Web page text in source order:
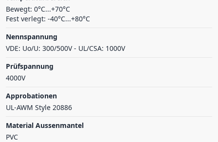
Bewegt: 0°C...+70°C
Fest verlegt: -40°C...+80°C
Nennspannung
VDE: Uo/U: 300/500V - UL/CSA: 1000V
Prüfspannung
4000V
Approbationen
UL-AWM Style 20886
Material Aussenmantel
PVC